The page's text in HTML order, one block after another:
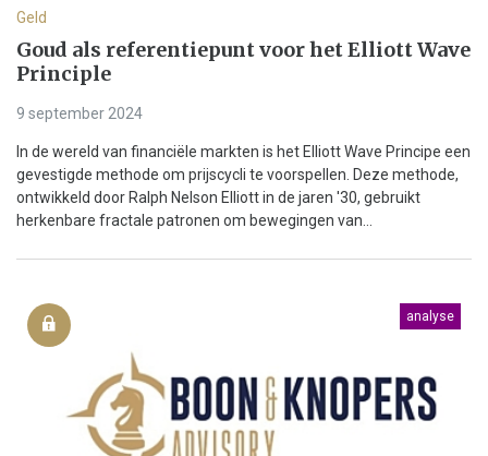
Geld
Goud als referentiepunt voor het Elliott Wave
Principle
9 september 2024
In de wereld van financiële markten is het Elliott Wave Principe een
gevestigde methode om prijscycli te voorspellen. Deze methode,
ontwikkeld door Ralph Nelson Elliott in de jaren '30, gebruikt
herkenbare fractale patronen om bewegingen van...
analyse